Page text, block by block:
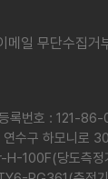
메일 무단수집거
록번호 : 121-
수구 하모니로
H-100F(당도측